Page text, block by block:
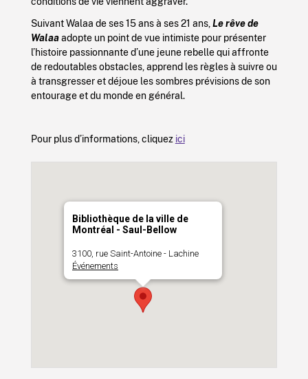
Suivant Walaa de ses 15 ans à ses 21 ans, Le rêve de
Walaaadopte un point de vue intimiste pour présenter
l’histoire passionnante d’une jeune rebelle qui affronte
de redoutables obstacles, apprend les règles à suivre ou
à transgresser et déjoue les sombres prévisions de son
entourage et du monde en général.
Pour plus d’informations, cliquez ici
Bibliothèque de la ville de
Montréal - Saul-Bellow
3100, rue Saint-Antoine - Lachine
Événements